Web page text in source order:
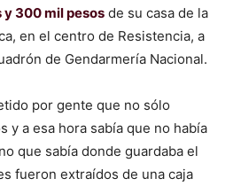
300 mil pesos de su casa de la
en el centro de Resistencia, a
de Gendarmería Nacional.
por gente que no sólo
y a esa hora sabía que no había
que sabía donde guardaba el
fueron extraídos de una caja